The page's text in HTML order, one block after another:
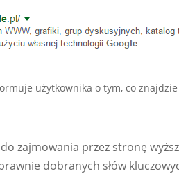
użytkownika o tym, co
zajmowania przez stronę
dobranych słów